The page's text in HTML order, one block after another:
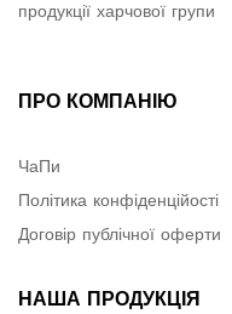
продукції харчової групи
ПРО КОМПАНІЮ
ЧаПи
Політика конфіденційості
Договір публічної оферти
НАША ПРОДУКЦІЯ